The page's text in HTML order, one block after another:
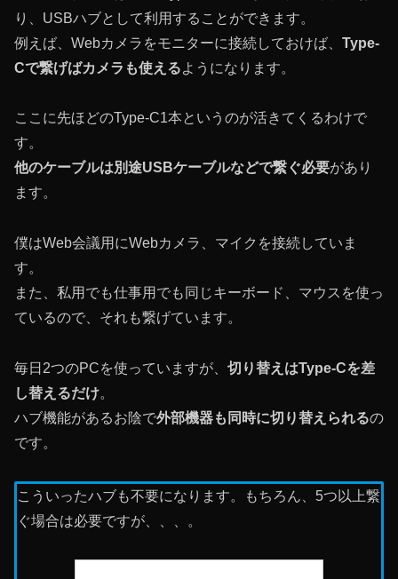
り、USBハブとして利用することができます。
例えば、Webカメラをモニターに接続しておけば、 Type-
Cで繋げばカメラも使えるようになります。
ここに先ほどのType-C1本というのが活きてくるわけで
す。
他のケーブルは別途USBケーブルなどで繋ぐ必要があり
ます。
僕はWeb会議用にWebカメラ、マイクを接続していま
す。
また、私用でも仕事用でも同じキーボード、マウスを使っ
ているので、それも繋げています。
毎日2つのPCを使っていますが、 切り替えはType-Cを差
し替えるだけ。
ハブ機能があるお陰で外部機器も同時に切り替えられるの
です。
こういったハブも不要になります。もちろん、5つ以上繋
ぐ場合は必要ですが、、、。